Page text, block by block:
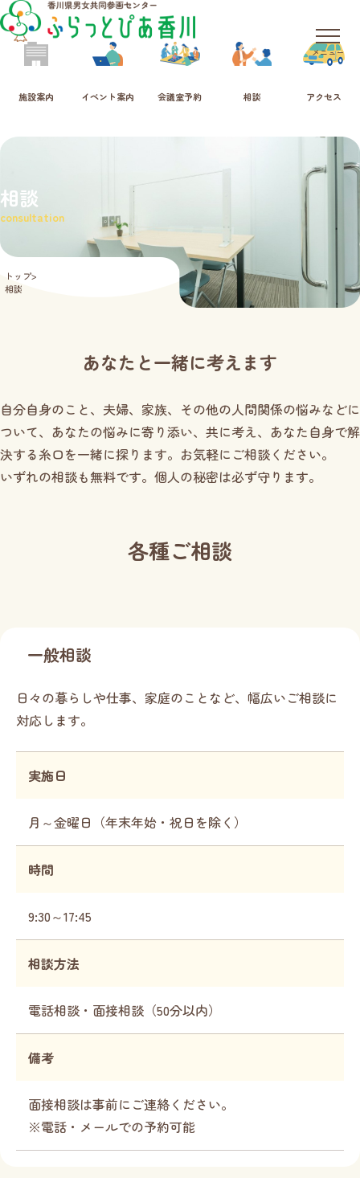
施設案内 イベント案内 会議室予約 相談 アクセス
メニュー
相談
consultation
トップ
相談
あなたと一緒に考えます
自分自身のこと、夫婦、家族、その他の人間関係の悩みなどに
ついて、あなたの悩みに寄り添い、 共に考え、あなた自身で解
決する糸口を一緒に探ります。お気軽にご相談ください。
いずれの相談も無料です。個人の秘密は必ず守ります。
各種ご相談
一般相談
日々の暮らしや仕事、家庭のことなど、幅広いご相談に
対応します。
実施日
月～金曜日（年末年始・祝日を除く）
時間
9:30～17:45
相談方法
電話相談・面接相談（50分以内）
備考
面接相談は事前にご連絡ください。
※電話・メールでの予約可能